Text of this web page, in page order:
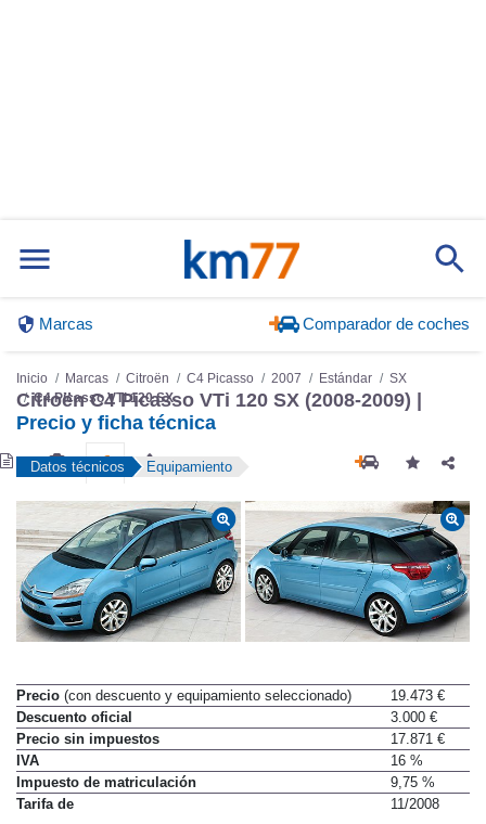
Marcas Comparador de coches
Inicio Marcas Citroën C4 Picasso 2007 Estándar
SX
C4 Picasso VTi 120 SX
Citroën C4 Picasso VTi 120 SX (2008-2009) |
Precio y ficha técnica
Datos técnicos Equipamiento
Precio (con descuento y equipamiento seleccionado)
19.473 €
Descuento oficial
3.000 €
Precio sin impuestos
17.871 €
IVA
16 %
Impuesto de matriculación
9,75 %
Tarifa de
11/2008